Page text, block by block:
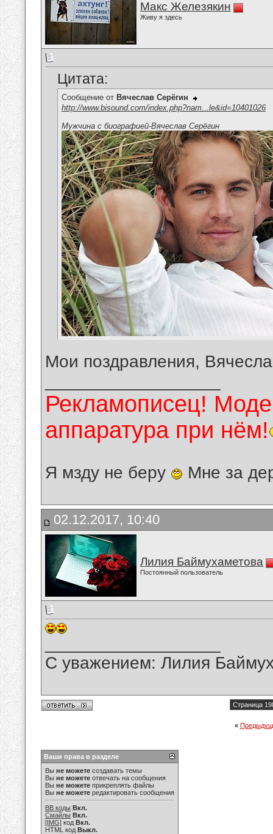
Макс Железякин
Живу я здесь
Цитата:
Сообщение от Вячеслав Серёгин
http://www.bisound.com/index.php?nam...le&id=10401026
Мужчина с биографией-Вячеслав Серёгин
Мои поздравления,
Рекламописец!
аппаратура при нём!
Я мзду не беру Мне за
02.12.2017, 10:40
Лилия Баймухаметова
Постоянный пользователь
С уважением: Лилия
Страница
«
Ваши права в разделе
Вы не можете создавать темы
Вы не можете отвечать на сообщения
Вы не можете прикреплять файлы
Вы не можете редактировать сообщения
BB коды Вкл.
Смайлы Вкл.
[IMG] код Вкл.
HTML код Выкл.